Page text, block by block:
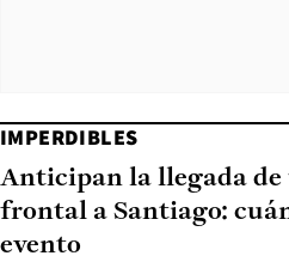
IMPERDIBLES
Anticipan la llegada de
frontal a Santiago:
evento